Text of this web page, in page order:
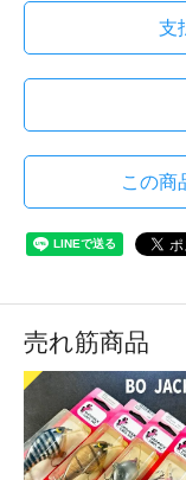
支
この商
売れ筋商品